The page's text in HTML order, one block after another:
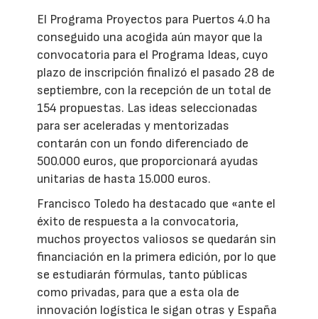
El Programa Proyectos para Puertos 4.0 ha
conseguido una acogida aún mayor que la
convocatoria para el Programa Ideas, cuyo
plazo de inscripción finalizó el pasado 28 de
septiembre, con la recepción de un total de
154 propuestas. Las ideas seleccionadas
para ser aceleradas y mentorizadas
contarán con un fondo diferenciado de
500.000 euros, que proporcionará ayudas
unitarias de hasta 15.000 euros.
Francisco Toledo ha destacado que «ante el
éxito de respuesta a la convocatoria,
muchos proyectos valiosos se quedarán sin
financiación en la primera edición, por lo que
se estudiarán fórmulas, tanto públicas
como privadas, para que a esta ola de
innovación logística le sigan otras y España